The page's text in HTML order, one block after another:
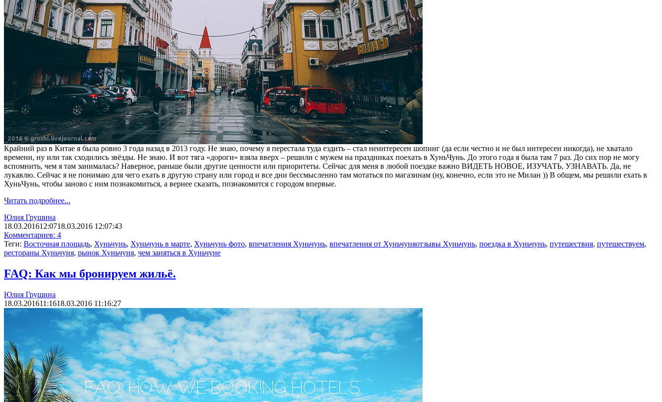
Крайний раз в Китае я была ровно 3 года назад в 2013 году. Не знаю, почему я перестала туда ездить – стал неинтересен шопинг (да если честно и не был интересен никогда), не хватало
времени, ну или так сходились звёзды. Не знаю. И вот тяга «дороги» взяла вверх – решили с мужем на праздниках поехать в ХуньЧунь. До этого года я была там 7 раз. До сих пор не могу
вспомнить, чем я там занималась? Наверное, раньше были другие ценности или приоритеты. Сейчас для меня в любой поездке важно ВИДЕТЬ НОВОЕ, ИЗУЧАТЬ, УЗНАВАТЬ. Да, не
лукавлю. Сейчас я не понимаю для чего ехать в другую страну или город и все дни бессмысленно там мотаться по магазинам (ну, конечно, если это не Милан )) В общем, мы решили ехать в
ХуньЧунь, чтобы заново с ним познакомиться, а вернее сказать, познакомится с городом впервые.
Читать подробнее...
Юлия Грушина
18.03.201612:0718.03.2016 12:07:43
Комментариев: 4
Теги: Восточная площадь, Хуньчунь, Хуньчунь в марте, Хуньчунь фото, впечатления Хуньчунь, впечатления от Хуньчуняотзывы Хуньчунь, поездка в Хуньчунь, путешествия, путешествуем,
рестораны Хуньчуня, рынок Хуньчуня, чем заняться в Хуньчуне
FAQ: Как мы бронируем жильё.
Юлия Грушина
18.03.201611:1618.03.2016 11:16:27